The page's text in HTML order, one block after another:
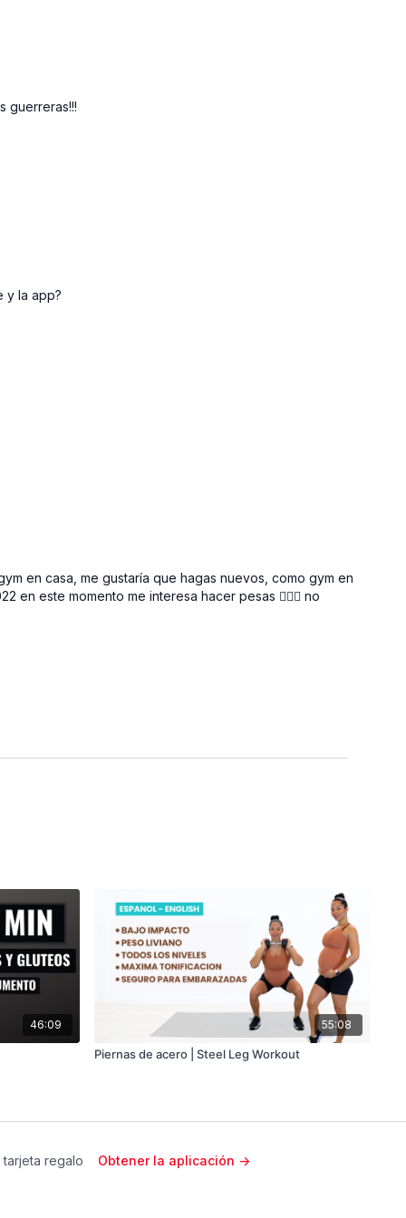
guerreras!!!
y la app?
en casa, me gustaría que hagas nuevos, como gym en
en este momento me interesa hacer pesas 🏋🏻‍♀️ no
46:09 55:08
Piernas de acero | Steel Leg Workout
tarjeta regalo Obtener la aplicación ->